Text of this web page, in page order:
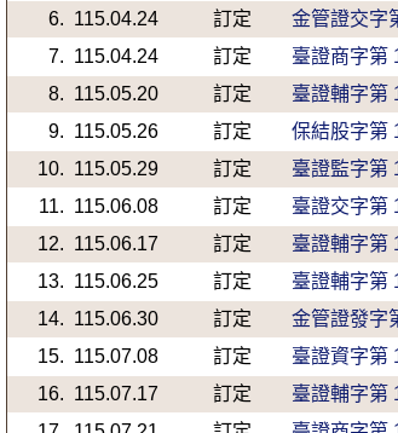
6. 115.04.24 訂定
金管證交字
7. 115.04.24 訂定
臺證商字第
8. 115.05.20 訂定
臺證輔字第
9. 115.05.26 訂定
保結股字第
10. 115.05.29 訂定
臺證監字第
11. 115.06.08 訂定
臺證交字第
12. 115.06.17 訂定
臺證輔字第
13. 115.06.25 訂定
臺證輔字第
14. 115.06.30 訂定
金管證發字
15. 115.07.08 訂定
臺證資字第
16. 115.07.17 訂定
臺證輔字第